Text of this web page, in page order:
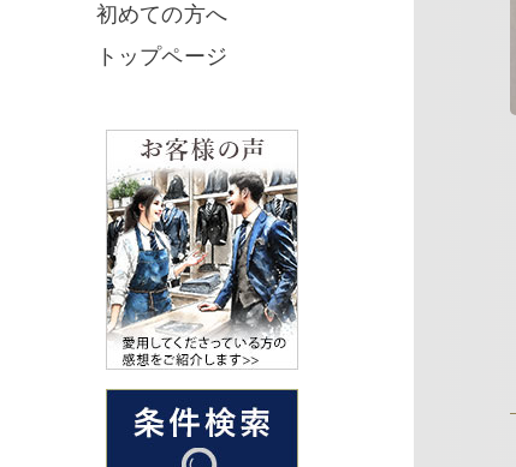
初めての方へ
トップページ